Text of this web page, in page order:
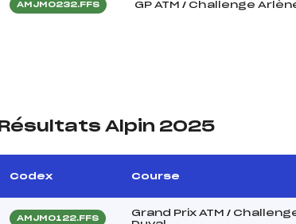
AMJM0232.FFS GP ATM / Challenge
Résultats Alpin 2025
Codex Course
AMJM0122.FFS
Grand Prix ATM /